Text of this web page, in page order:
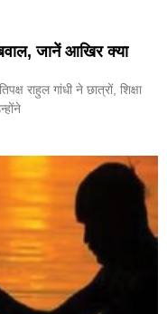
जानें आखिर क्या
राहुल गांधी ने छात्रों, शिक्षा